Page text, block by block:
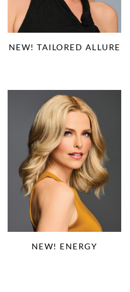
NEW! TAILORED ALLURE
NEW! ENERGY